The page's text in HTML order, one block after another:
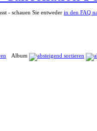
- schauen Sie entweder in den FAQ
Album